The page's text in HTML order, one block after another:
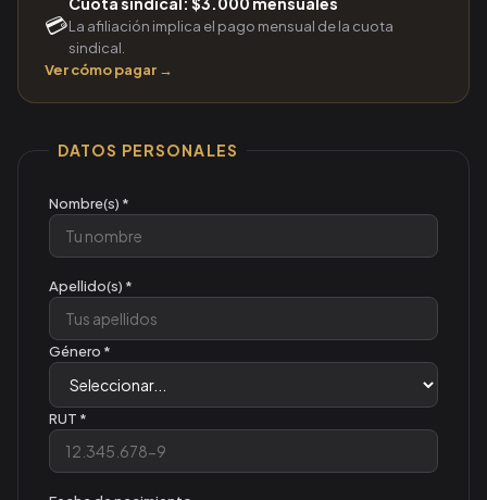
💳La afiliación implica el pago mensual de la cuota
sindical.
Ver cómo pagar →
DATOS PERSONALES
Nombre(s) *
Apellido(s) *
Género *
RUT *